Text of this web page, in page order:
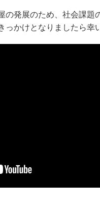
の発展のため、社会課
っかけとなりましたら幸